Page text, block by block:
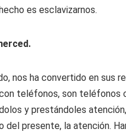
es esclavizarnos.
nos ha convertido en sus
teléfonos, son teléfonos
y prestándoles
del presente, la atención.